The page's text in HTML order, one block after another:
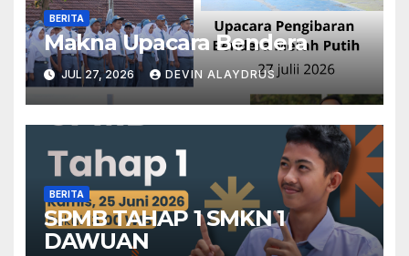
BERITA
Makna Upacara Bendera
JUL 27, 2026 DEVIN ALAYDRUS
BERITA
SPMB TAHAP 1 SMKN 1
DAWUAN